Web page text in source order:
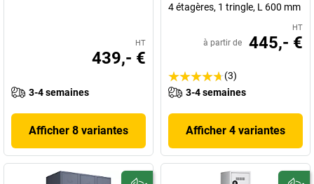
HT
439,- €
3-4 semaines
Afficher 8 variantes
4 étagères, 1 tringle, L 600 mm
HT
à partir de 445,- €
(3)
3-4 semaines
Afficher 4 variantes